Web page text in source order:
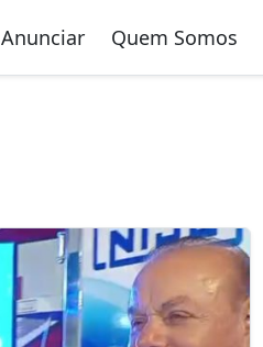
Anunciar Quem Somos